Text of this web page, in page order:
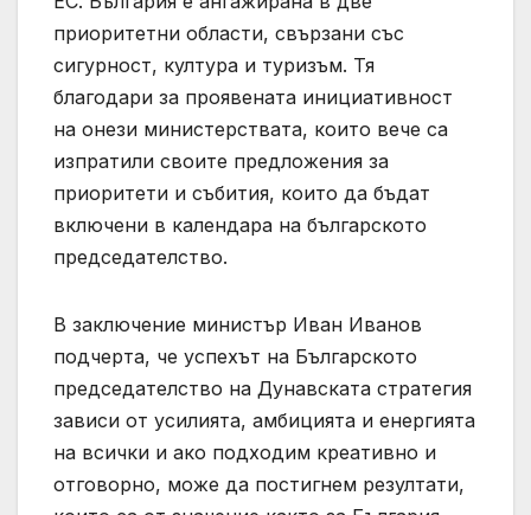
приоритетни области, свързани със
сигурност, култура и туризъм. Тя
благодари за проявената инициативност
на онези министерствата, които вече са
изпратили своите предложения за
приоритети и събития, които да бъдат
включени в календара на българското
председателство.
В заключение министър Иван Иванов
подчерта, че успехът на Българското
председателство на Дунавската стратегия
зависи от усилията, амбицията и енергията
на всички и ако подходим креативно и
отговорно, може да постигнем резултати,